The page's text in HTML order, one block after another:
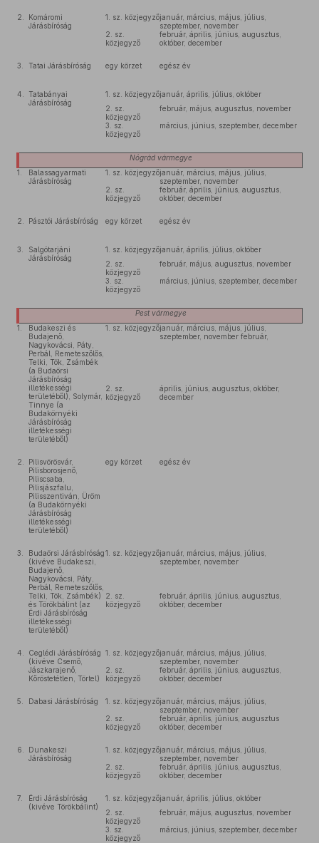
2.
Komáromi
Járásbíróság
1. sz. közjegyzőjanuár, március, május, július,
szeptember, november
2. sz.
közjegyző
február, április, június, augusztus,
október, december
3. Tatai Járásbíróság egy körzet egész év
4.
Tatabányai
Járásbíróság
1. sz. közjegyzőjanuár, április, július, október
2. sz.
közjegyző
február, május, augusztus, november
3. sz.
közjegyző
március, június, szeptember, december
Nógrád vármegye
1.
Balassagyarmati
Járásbíróság
1. sz. közjegyzőjanuár, március, május, július,
szeptember, november
2. sz.
közjegyző
február, április, június, augusztus,
október, december
2. Pásztói Járásbíróság egy körzet egész év
3.
Salgótarjáni
Járásbíróság
1. sz. közjegyzőjanuár, április, július, október
2. sz.
közjegyző
február, május, augusztus, november
3. sz.
közjegyző
március, június, szeptember, december
Pest vármegye
1.
Budakeszi és
Budajenő,
Nagykovácsi, Páty,
Perbál, Remeteszőlős,
Telki, Tök, Zsámbék
(a Budaörsi
Járásbíróság
illetékességi
területéből), Solymár,
Tinnye (a
Budakörnyéki
Járásbíróság
illetékességi
területéből)
1. sz. közjegyzőjanuár, március, május, július,
szeptember, november február,
2. sz.
közjegyző
április, június, augusztus, október,
december
2.
Pilisvörösvár,
Pilisborosjenő,
Piliscsaba,
Pilisjászfalu,
Pilisszentiván, Üröm
(a Budakörnyéki
Járásbíróság
illetékességi
területéből)
egy körzet egész év
3.
Budaörsi Járásbíróság
(kivéve Budakeszi,
Budajenő,
Nagykovácsi, Páty,
Perbál, Remeteszőlős,
Telki, Tök, Zsámbék)
és Törökbálint (az
Érdi Járásbíróság
illetékességi
területéből)
1. sz. közjegyzőjanuár, március, május, július,
szeptember, november
2. sz.
közjegyző
február, április, június, augusztus,
október, december
4.
Ceglédi Járásbíróság
(kivéve Csemő,
Jászkarajenő,
Kőröstetétlen, Törtel)
1. sz. közjegyzőjanuár, március, május, július,
szeptember, november
2. sz.
közjegyző
február, április, június, augusztus,
október, december
5. Dabasi Járásbíróság 1. sz. közjegyzőjanuár, március, május, július,
szeptember, november
2. sz.
közjegyző
február, április, június, augusztus
október, december
6.
Dunakeszi
Járásbíróság
1. sz. közjegyzőjanuár, március, május, július,
szeptember, november
2. sz.
közjegyző
február, április, június, augusztus,
október, december
7.
Érdi Járásbíróság
(kivéve Törökbálint)
1. sz. közjegyzőjanuár, április, július, október
2. sz.
közjegyző
február, május, augusztus, november
3. sz.
közjegyző
március, június, szeptember, december